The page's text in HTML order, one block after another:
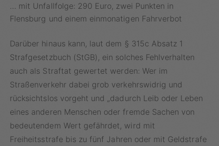
… mit Unfallfolge: 290 Euro, zwei Punkten in
Flensburg und einem einmonatigen Fahrverbot
Darüber hinaus kann, laut dem § 315c Absatz 1
Strafgesetzbuch (StGB), ein solches Fehlverhalten
auch als Straftat gewertet werden: Wer im
Straßenverkehr dabei grob verkehrswidrig und
rücksichtslos vorgeht und „dadurch Leib oder Leben
eines anderen Menschen oder fremde Sachen von
bedeutendem Wert gefährdet, wird mit
Freiheitsstrafe bis zu fünf Jahren oder mit Geldstrafe